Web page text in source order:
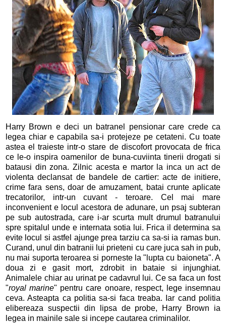
Harry Brown e deci un batranel pensionar care crede ca
legea chiar e capabila sa-i protejeze pe cetateni. Cu toate
astea el traieste intr-o stare de discofort provocata de frica
ce le-o inspira oamenilor de buna-cuviinta tinerii drogati si
batausi din zona. Zilnic acesta e martor la inca un act de
violenta declansat de bandele de cartier: acte de initiere,
crime fara sens, doar de amuzament, batai crunte aplicate
trecatorilor, intr-un cuvant - teroare. Cel mai mare
inconvenient e locul acestora de adunare, un psaj subteran
pe sub autostrada, care i-ar scurta mult drumul batranului
spre spitalul unde e internata sotia lui. Frica il determina sa
evite locul si astfel ajunge prea tarziu ca sa-si ia ramas bun.
Curand, unul din batranii lui prieteni cu care juca sah in pub,
nu mai suporta teroarea si porneste la "lupta cu baioneta". A
doua zi e gasit mort, zdrobit in bataie si injunghiat.
Animalele chiar au urinat pe cadavrul lui. Ce sa faca un fost
"royal marine" pentru care onoare, respect, lege insemnau
ceva. Asteapta ca politia sa-si faca treaba. Iar cand politia
elibereaza suspectii din lipsa de probe, Harry Brown ia
legea in mainile sale si incepe cautarea criminalilor.